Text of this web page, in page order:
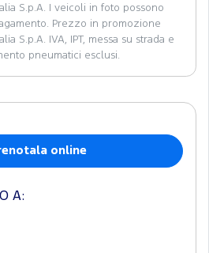
S.p.A. I veicoli in foto possono
Prezzo in promozione
S.p.A. IVA, IPT, messa su strada e
pneumatici esclusi.
online
A: